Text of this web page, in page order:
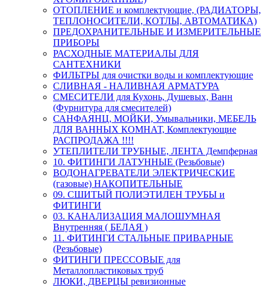
ОТОПЛЕНИЕ и комплектующие, (РАДИАТОРЫ,
ТЕПЛОНОСИТЕЛИ, КОТЛЫ, АВТОМАТИКА)
ПРЕДОХРАНИТЕЛЬНЫЕ И ИЗМЕРИТЕЛЬНЫЕ
ПРИБОРЫ
РАСХОДНЫЕ МАТЕРИАЛЫ ДЛЯ
САНТЕХНИКИ
ФИЛЬТРЫ для очистки воды и комплектующие
СЛИВНАЯ - НАЛИВНАЯ АРМАТУРА
СМЕСИТЕЛИ для Кухонь, Душевых, Ванн
(Фурнитура для смесителей)
САНФАЯНЦ, МОЙКИ, Умывальники, МЕБЕЛЬ
ДЛЯ ВАННЫХ КОМНАТ, Комплектующие
РАСПРОДАЖА !!!!
УТЕПЛИТЕЛИ ТРУБНЫЕ, ЛЕНТА Демпферная
10. ФИТИНГИ ЛАТУННЫЕ (Резьбовые)
ВОДОНАГРЕВАТЕЛИ ЭЛЕКТРИЧЕСКИЕ
(газовые) НАКОПИТЕЛЬНЫЕ
09. СШИТЫЙ ПОЛИЭТИЛЕН ТРУБЫ и
ФИТИНГИ
03. КАНАЛИЗАЦИЯ МАЛОШУМНАЯ
Внутренняя ( БЕЛАЯ )
11. ФИТИНГИ СТАЛЬНЫЕ ПРИВАРНЫЕ
(Резьбовые)
ФИТИНГИ ПРЕССОВЫЕ для
Металлопластиковых труб
ЛЮКИ, ДВЕРЦЫ ревизионные